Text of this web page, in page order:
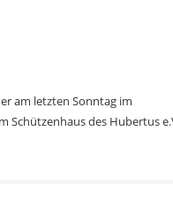
am letzten Sonntag im
Schützenhaus des Hubertus